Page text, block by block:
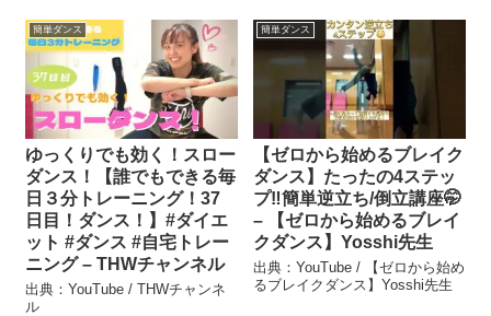
簡単ダンス
ゆっくりでも効く！スロー
ダンス！【誰でもできる毎
日３分トレーニング！37
日目！ダンス！】#ダイエ
ット #ダンス #自宅トレー
ニング – THWチャンネル
出典：YouTube / THWチャンネ
ル
簡単ダンス
【ゼロから始めるブレイク
ダンス】たったの4ステッ
プ‼️簡単逆立ち/倒立講座🤭
– 【ゼロから始めるブレイ
クダンス】Yosshi先生
出典：YouTube / 【ゼロから始め
るブレイクダンス】Yosshi先生